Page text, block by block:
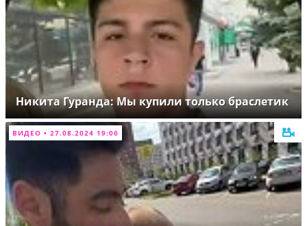
Никита Гуранда: Мы купили только браслетик
ВИДЕО • 27.08.2024 19:06